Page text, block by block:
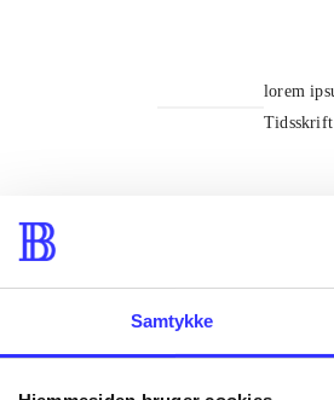
Samtykke
lorem
Tidsskrift